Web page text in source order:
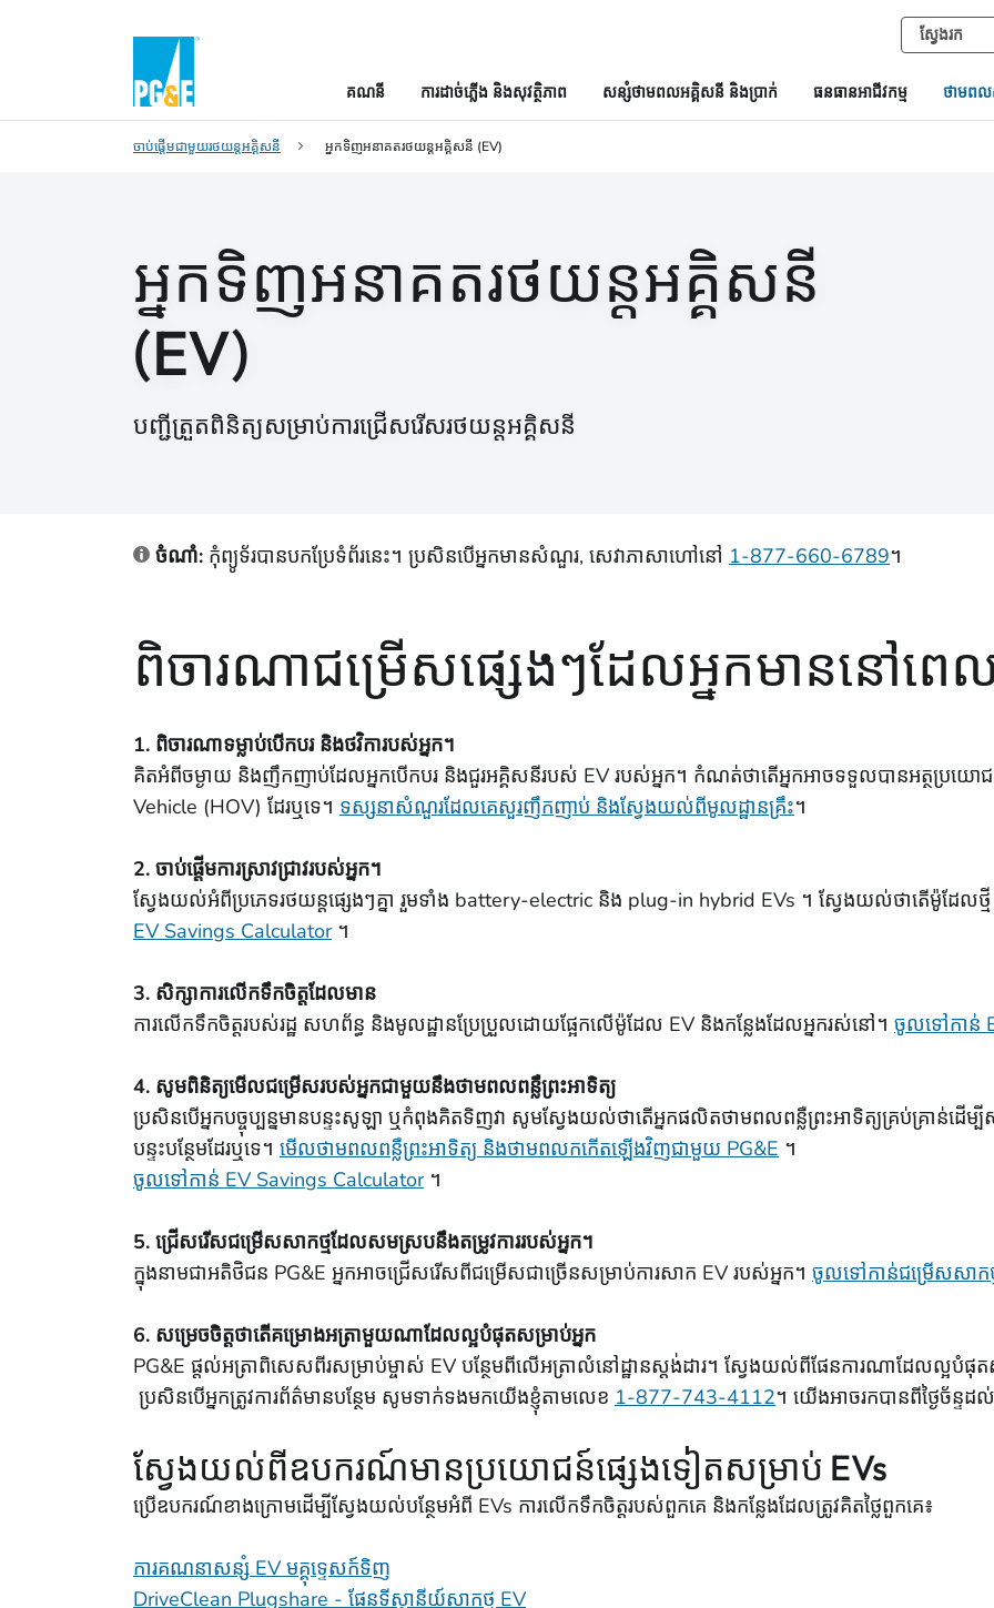
គណនី ការដាច់ភ្លើង និងសុវត្ថិភាព សន្សំថាមពលអគ្គិសនី និងប្រាក់ ធនធានអាជីវកម្ម ថាមពល
ចាប់ផ្តើមជាមួយរថយន្តអគ្គិសនី អ្នកទិញអនាគតរថយន្តអគ្គិសនី (EV)
អ្នកទិញអនាគតរថយន្តអគ្គិសនី
(EV)
បញ្ជីត្រួតពិនិត្យសម្រាប់ការជ្រើសរើសរថយន្តអគ្គិសនី
ចំណាំ: កុំព្យូទ័របានបកប្រែទំព័រនេះ។ ប្រសិនបើអ្នកមានសំណួរ, សេវាភាសាហៅនៅ 1-877-660-6789។
ពិចារណាជម្រើសផ្សេងៗដែលអ្នកមាននៅ
1. ពិចារណាទម្លាប់បើកបរ និងថវិការបស់អ្នក។
គិតអំពីចម្ងាយ និងញឹកញាប់ដែលអ្នកបើកបរ និងជួរអគ្គិសនីរបស់ EV របស់អ្នក។ កំណត់ថាតើអ្នកអាចទទួលបានអត្ថប្រយោ
Vehicle (HOV) ដែរឬទេ។ ទស្សនាសំណួរដែលគេសួរញឹកញាប់ និងស្វែងយល់ពីមូលដ្ឋានគ្រឹះ។
2. ចាប់ផ្តើមការស្រាវជ្រាវរបស់អ្នក។
ស្វែងយល់អំពីប្រភេទរថយន្តផ្សេងៗគ្នា រួមទាំង battery-electric និង plug-in hybrid EVs ។ ស្វែងយល់ថាតើម៉ូដែលថ្មី
EV Savings Calculator។
3. សិក្សាការលើកទឹកចិត្តដែលមាន
ការលើកទឹកចិត្តរបស់រដ្ឋ សហព័ន្ធ និងមូលដ្ឋានប្រែប្រួលដោយផ្អែកលើម៉ូដែល EV និងកន្លែងដែលអ្នករស់នៅ។ ចូលទៅកាន់
4. សូមពិនិត្យមើលជម្រើសរបស់អ្នកជាមួយនឹងថាមពលពន្លឺព្រះអាទិត្យ
ប្រសិនបើអ្នកបច្ចុប្បន្នមានបន្ទះសូឡា ឬកំពុងគិតទិញវា សូមស្វែងយល់ថាតើអ្នកផលិតថាមពលពន្លឺព្រះអាទិត្យគ្រប់គ្រាន់ដើម្
បន្ទះបន្ថែមដែរឬទេ។ មើលថាមពលពន្លឺព្រះអាទិត្យ និងថាមពលកកើតឡើងវិញជាមួយ PG&E ។
ចូលទៅកាន់ EV Savings Calculator។
5. ជ្រើសរើសជម្រើសសាកថ្មដែលសមស្របនឹងតម្រូវការរបស់អ្នក។
ក្នុងនាមជាអតិថិជន PG&E អ្នកអាចជ្រើសរើសពីជម្រើសជាច្រើនសម្រាប់ការសាក EV របស់អ្នក។ ចូលទៅកាន់ជម្រើសសាក
6. សម្រេចចិត្តថាតើគម្រោងអត្រាមួយណាដែលល្អបំផុតសម្រាប់អ្នក
PG&E ផ្តល់អត្រាពិសេសពីរសម្រាប់ម្ចាស់ EV បន្ថែមពីលើអត្រាលំនៅដ្ឋានស្តង់ដារ។ ស្វែងយល់ពីផែនការណាដែលល្អបំផុត
ប្រសិនបើអ្នកត្រូវការព័ត៌មានបន្ថែម សូមទាក់ទងមកយើងខ្ញុំតាមលេខ 1-877-743-4112។ យើងអាចរកបានពីថ្ងៃច័ន្ទ
ស្វែងយល់ពីឧបករណ៍មានប្រយោជន៍ផ្សេងទៀតសម្រាប់ EVs
ប្រើឧបករណ៍ខាងក្រោមដើម្បីស្វែងយល់បន្ថែមអំពី EVs ការលើកទឹកចិត្តរបស់ពួកគេ និងកន្លែងដែលត្រូវគិតថ្លៃពួកគេ៖
ការគណនាសន្សំ EV មគ្គុទ្ទេសក៍ទិញ
DriveClean Plugshare - ផែនទីស្ថានីយ៍សាកថ្ម EV